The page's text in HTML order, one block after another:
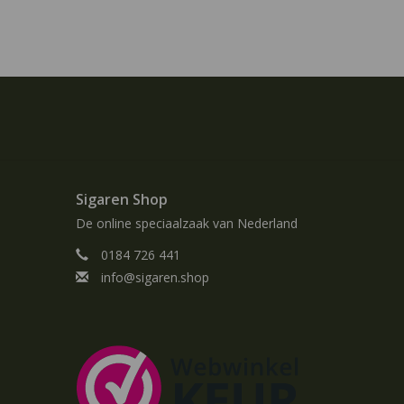
Sigaren Shop
De online speciaalzaak van Nederland
0184 726 441
info@sigaren.shop